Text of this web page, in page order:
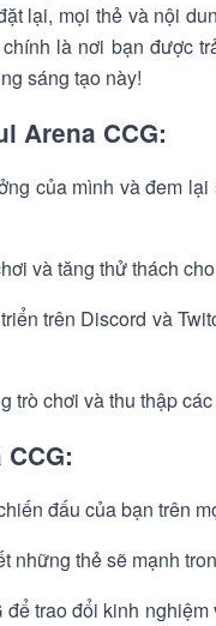
lại, mọi thẻ và nội
là nơi bạn được
sáng tạo này!
Arena CCG:
của mình và đem
và tăng thử thách
trên Discord và
trò chơi và thu thập
đấu của bạn trên
những thẻ sẽ mạnh
trao đổi kinh